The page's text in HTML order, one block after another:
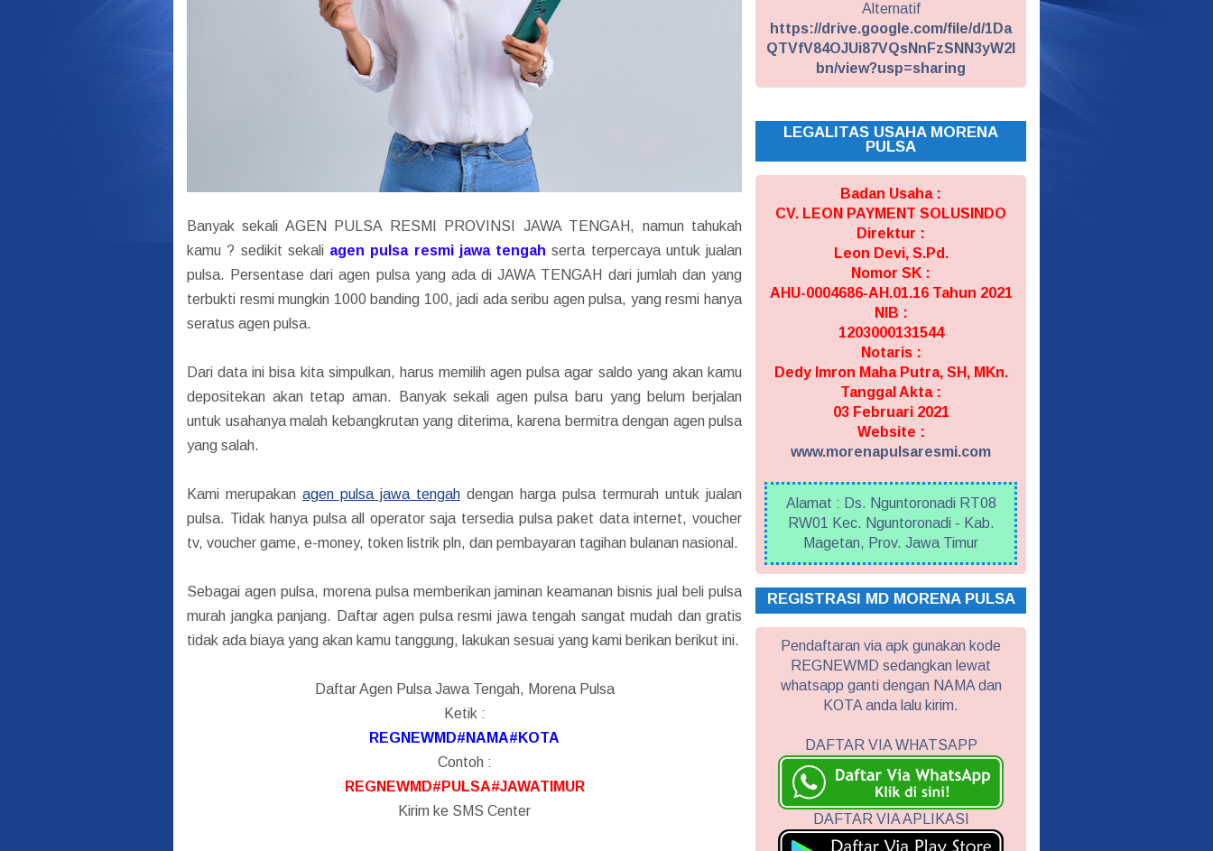
Banyak sekali AGEN PULSA RESMI PROVINSI JAWA TENGAH, namun tahukah
kamu ? sedikit sekali agen pulsa resmi jawa tengah serta terpercaya untuk jualan
pulsa. Persentase dari agen pulsa yang ada di JAWA TENGAH dari jumlah dan yang
terbukti resmi mungkin 1000 banding 100, jadi ada seribu agen pulsa, yang resmi hanya
seratus agen pulsa.
Dari data ini bisa kita simpulkan, harus memilih agen pulsa agar saldo yang akan kamu
depositekan akan tetap aman. Banyak sekali agen pulsa baru yang belum berjalan
untuk usahanya malah kebangkrutan yang diterima, karena bermitra dengan agen pulsa
yang salah.
Kami merupakan agen pulsa jawa tengah dengan harga pulsa termurah untuk jualan
pulsa. Tidak hanya pulsa all operator saja tersedia pulsa paket data internet, voucher
tv, voucher game, e-money, token listrik pln, dan pembayaran tagihan bulanan nasional.
Sebagai agen pulsa, morena pulsa memberikan jaminan keamanan bisnis jual beli pulsa
murah jangka panjang. Daftar agen pulsa resmi jawa tengah sangat mudah dan gratis
tidak ada biaya yang akan kamu tanggung, lakukan sesuai yang kami berikan berikut ini.
Daftar Agen Pulsa Jawa Tengah, Morena Pulsa
Ketik :
REGNEWMD#NAMA#KOTA
Contoh :
REGNEWMD#PULSA#JAWATIMUR
Kirim ke SMS Center
Alternatif
https://drive.google.com/file/d/1Da
QTVfV84OJUi87VQsNnFzSNN3yW2I
bn/view?usp=sharing
LEGALITAS USAHA MORENA
PULSA
Badan Usaha :
CV. LEON PAYMENT SOLUSINDO
Direktur :
Leon Devi, S.Pd.
Nomor SK :
AHU-0004686-AH.01.16 Tahun 2021
NIB :
1203000131544
Notaris :
Dedy Imron Maha Putra, SH, MKn.
Tanggal Akta :
03 Februari 2021
Website :
www.morenapulsaresmi.com
Alamat : Ds. Nguntoronadi RT08
RW01 Kec. Nguntoronadi - Kab.
Magetan, Prov. Jawa Timur
REGISTRASI MD MORENA PULSA
Pendaftaran via apk gunakan kode
REGNEWMD sedangkan lewat
whatsapp ganti dengan NAMA dan
KOTA anda lalu kirim.
DAFTAR VIA WHATSAPP
DAFTAR VIA APLIKASI